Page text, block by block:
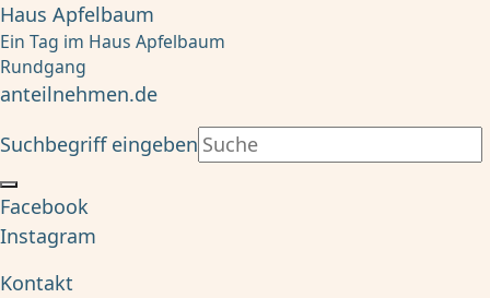
Haus Apfelbaum
Ein Tag im Haus Apfelbaum
Rundgang
anteilnehmen.de
Suchbegriff eingeben
Facebook
Instagram
Kontakt